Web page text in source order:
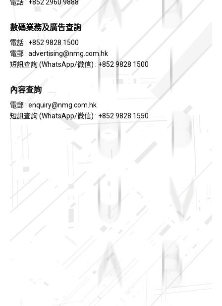
電話 : +852 2960 9888
數碼業務及廣告查詢
電話 : +852 9828 1500
電郵 : advertising@nmg.com.hk
短訊查詢 (WhatsApp/微信) : +852 9828 1500
內容查詢
電郵 : enquiry@nmg.com.hk
短訊查詢 (WhatsApp/微信) : +852 9828 1550